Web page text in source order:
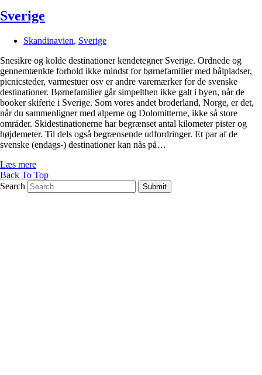
Sverige
Skandinavien, Sverige
Snesikre og kolde destinationer kendetegner Sverige. Ordnede og
gennemtænkte forhold ikke mindst for børnefamilier med bålpladser,
picnicsteder, varmestuer osv er andre varemærker for de svenske
destinationer. Børnefamilier går simpelthen ikke galt i byen, når de
booker skiferie i Sverige. Som vores andet broderland, Norge, er det,
når du sammenligner med alperne og Dolomitterne, ikke så store
områder. Skidestinationerne har begrænset antal kilometer pister og
højdemeter. Til dels også begrænsende udfordringer. Et par af de
svenske (endags-) destinationer kan nås på…
Læs mere
Back To Top
Search
Submit